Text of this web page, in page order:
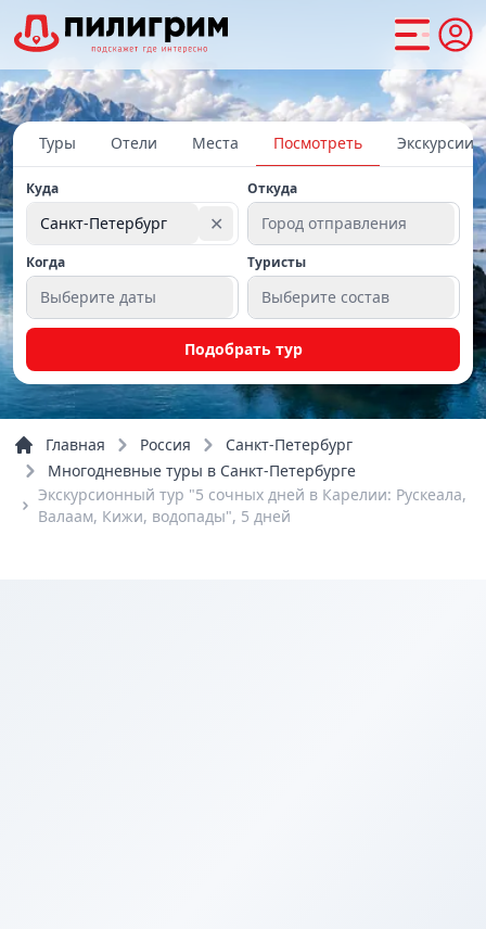
Туры Отели Места Посмотреть Экскурсии
Куда
Санкт-Петербург ✕
Откуда
Город отправления
Когда
Выберите даты
Туристы
Выберите состав
Подобрать тур
Главная Россия
Санкт-Петербург
Многодневные туры в Санкт-Петербурге
Экскурсионный тур "5 сочных дней в Карелии: Рускеала,
Валаам, Кижи, водопады", 5 дней